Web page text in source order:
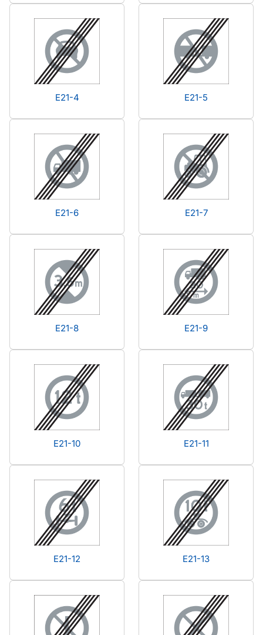
E21-4 E21-5
E21-6 E21-7
E21-8 E21-9
E21-10 E21-11
E21-12 E21-13